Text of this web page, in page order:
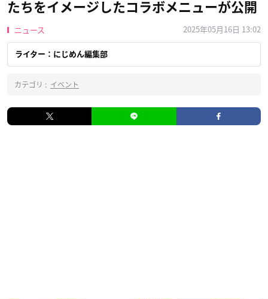
たちをイメージしたコラボメニューが公開
ニュース 2025年05月16日 13:02
ライター：にじめん編集部
カテゴリ : イベント